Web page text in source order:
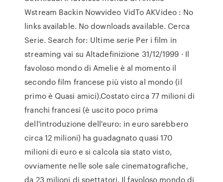
Wstream Backin Nowvideo VidTo AKVideo : No
links available. No downloads available. Cerca
Serie. Search for: Ultime serie Per i film in
streaming vai su Altadefinizione 31/12/1999 · Il
favoloso mondo di Amelie è al momento il
secondo film francese più visto al mondo (il
primo è Quasi amici).Costato circa 77 milioni di
franchi francesi (è uscito poco prima
dell'introduzione dell'euro: in euro sarebbero
circa 12 milioni) ha guadagnato quasi 170
milioni di euro e si calcola sia stato visto,
ovviamente nelle sole sale cinematografiche,
da 23 milioni di spettatori. Il favoloso mondo di